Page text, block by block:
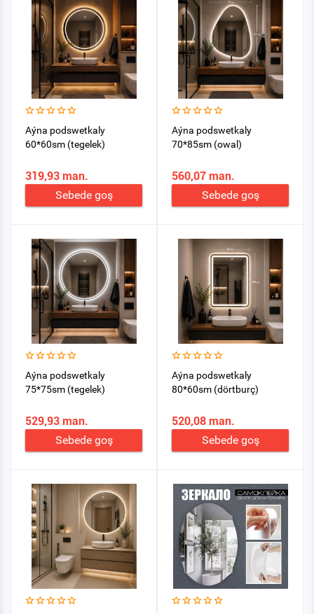
Aýna podswetkaly
60*60sm (tegelek)
319,93 man.
Sebede goş
Aýna podswetkaly
70*85sm (owal)
560,07 man.
Sebede goş
Aýna podswetkaly
75*75sm (tegelek)
529,93 man.
Sebede goş
Aýna podswetkaly
80*60sm (dörtburç)
520,08 man.
Sebede goş